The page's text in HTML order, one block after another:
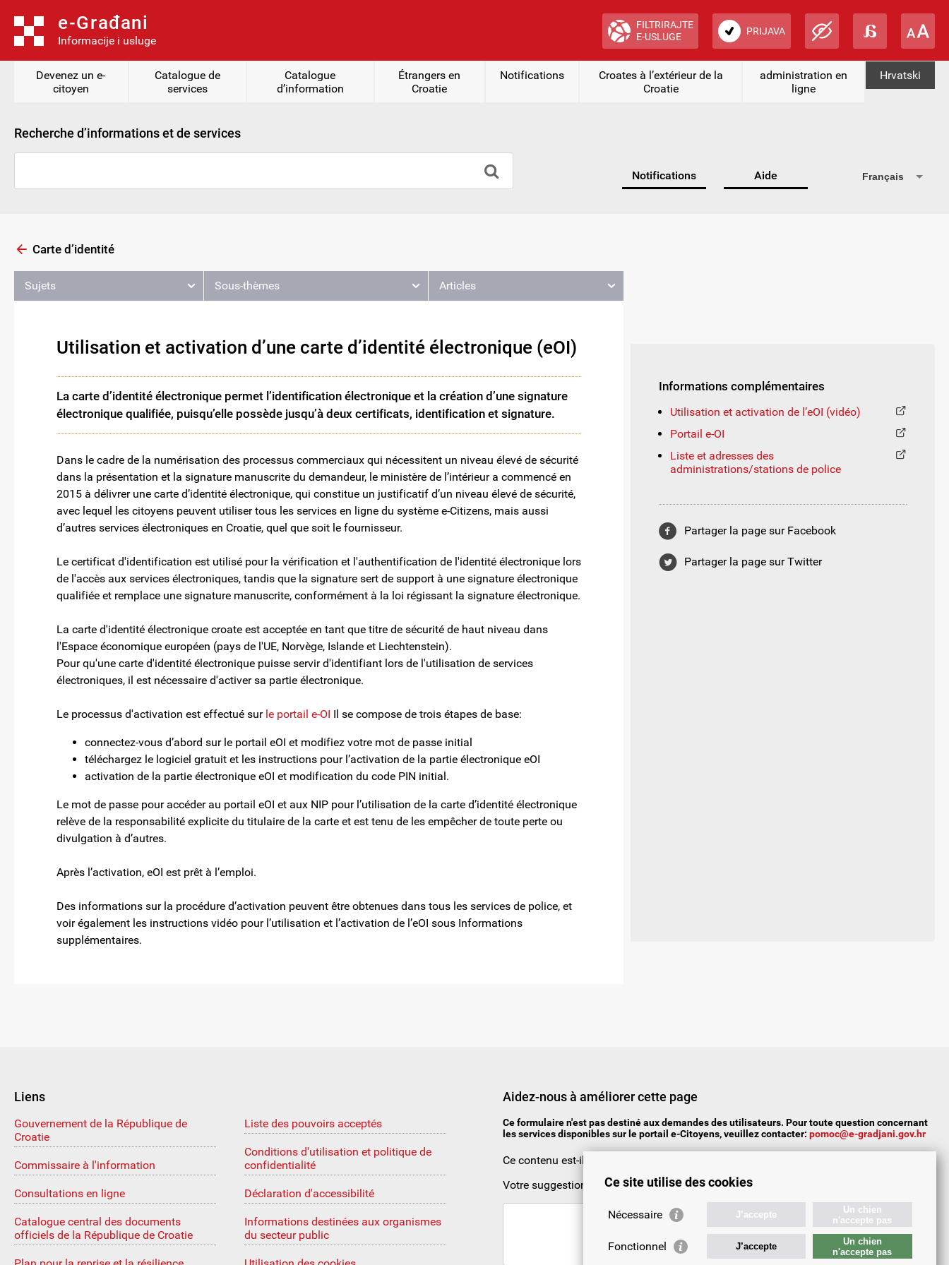
e-Građani
Informacije i usluge
FILTRIRAJTE
E-USLUGE
PRIJAVA
Devenez un e-
citoyen
Catalogue de
services
Catalogue
d’information
Étrangers en
Croatie
Notifications
Croates à l’extérieur de la
Croatie
administration en
ligne
Hrvatski
Recherche d’informations et de services
Notifications Aide Français
Carte d’identité
Sujets Sous-thèmes Articles
Utilisation et activation d’une carte d’identité électronique (eOI)
La carte d’identité électronique permet l’identification électronique et la création d’une signature
électronique qualifiée, puisqu’elle possède jusqu’à deux certificats, identification et signature.
Dans le cadre de la numérisation des processus commerciaux qui nécessitent un niveau élevé de sécurité
dans la présentation et la signature manuscrite du demandeur, le ministère de l’intérieur a commencé en
2015 à délivrer une carte d’identité électronique, qui constitue un justificatif d’un niveau élevé de sécurité,
avec lequel les citoyens peuvent utiliser tous les services en ligne du système e-Citizens, mais aussi
d’autres services électroniques en Croatie, quel que soit le fournisseur.
Le certificat d'identification est utilisé pour la vérification et l'authentification de l'identité électronique lors
de l'accès aux services électroniques, tandis que la signature sert de support à une signature électronique
qualifiée et remplace une signature manuscrite, conformément à la loi régissant la signature électronique.
La carte d'identité électronique croate est acceptée en tant que titre de sécurité de haut niveau dans
l'Espace économique européen (pays de l'UE, Norvège, Islande et Liechtenstein).
Pour qu'une carte d'identité électronique puisse servir d'identifiant lors de l'utilisation de services
électroniques, il est nécessaire d'activer sa partie électronique.
Le processus d'activation est effectué sur le portail e-OI Il se compose de trois étapes de base:
connectez-vous d’abord sur le portail eOI et modifiez votre mot de passe initial
téléchargez le logiciel gratuit et les instructions pour l’activation de la partie électronique eOI
activation de la partie électronique eOI et modification du code PIN initial.
Le mot de passe pour accéder au portail eOI et aux NIP pour l’utilisation de la carte d’identité électronique
relève de la responsabilité explicite du titulaire de la carte et est tenu de les empêcher de toute perte ou
divulgation à d’autres.
Après l’activation, eOI est prêt à l’emploi.
Des informations sur la procédure d’activation peuvent être obtenues dans tous les services de police, et
voir également les instructions vidéo pour l’utilisation et l’activation de l’eOI sous Informations
supplémentaires.
Informations complémentaires
Utilisation et activation de l’eOI (vidéo)
Portail e-OI
Liste et adresses des
administrations/stations de police
Partager la page sur Facebook
Partager la page sur Twitter
Liens
Gouvernement de la République de
Croatie
Commissaire à l'information
Consultations en ligne
Catalogue central des documents
officiels de la République de Croatie
Liste des pouvoirs acceptés
Conditions d'utilisation et politique de
confidentialité
Déclaration d'accessibilité
Informations destinées aux organismes
du secteur public
Aidez-nous à améliorer cette page
Ce formulaire n'est pas destiné aux demandes des utilisateurs. Pour toute question concernant
les services disponibles sur le portail e-Citoyens, veuillez contacter: pomoc@e-gradjani.gov.hr
Ce contenu est-il utile?
Votre suggestion ou commentaire:Ce site utilise des cookies
Nécessaire J’accepte
Un chien
n'accepte pas
Fonctionnel J’accepte
Un chien
n'accepte pas